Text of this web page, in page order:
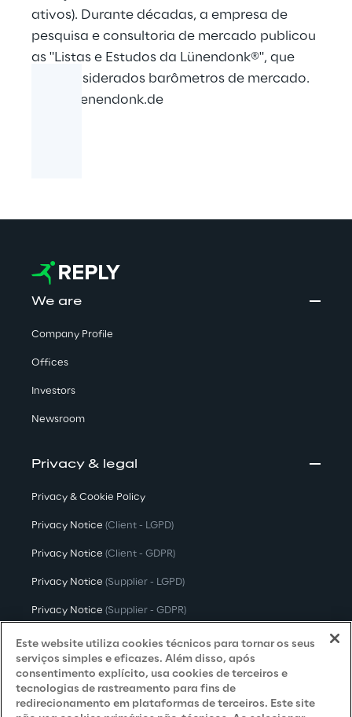
ativos). Durante décadas, a empresa de
pesquisa e consultoria de mercado publicou
as "Listas e Estudos da Lünendonk®", que
são considerados barômetros de mercado.
www.luenendonk.de
We are
Company Profile
Offices
Investors
Newsroom
Privacy & legal
Privacy & Cookie Policy
Privacy Notice (Client - LGPD)
Privacy Notice (Client - GDPR)
Privacy Notice (Supplier - LGPD)
Privacy Notice (Supplier - GDPR)
Privacy Notice (Candidate - LGPD)
Privacy Notice (Candidate - GDPR)
Privacy Notice(Marketing)
Este website utiliza cookies técnicos para tornar os seus
serviços simples e eficazes. Além disso, após
consentimento explícito, usa cookies de terceiros e
tecnologias de rastreamento para fins de
redirecionamento em plataformas de terceiros. Este site